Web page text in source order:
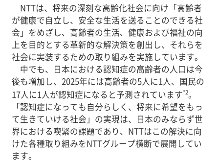
NTTは、将来の深刻な高齢化社会に向け「高齢者
が健康で自立し、安全な生活を送ることのできる社
会」をめざし、高齢者の生活、健康および福祉の向
上を目的とする革新的な解決策を創出し、それらを
社会に実装するための取り組みを実施しています。
中でも、日本における認知症の高齢者の人口は今
後も増加し、2025年には高齢者の5人に1人、国民の
17人に1人が認知症になると予測されています*2。
「認知症になっても自分らしく、将来に希望をもっ
て生きていける社会」の実現は、日本のみならず世
界における喫緊の課題であり、NTTはこの解決に向
けた各種取り組みをNTTグループ横断で展開してい
ます。